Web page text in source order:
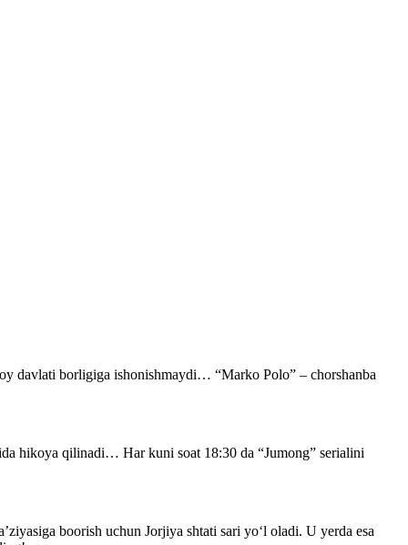
davlati borligiga ishonishmaydi… “Marko Polo” – chorshanba
hikoya qilinadi… Har kuni soat 18:30 da “Jumong” serialini
boorish uchun Jorjiya shtati sari yo‘l oladi. U yerda esa